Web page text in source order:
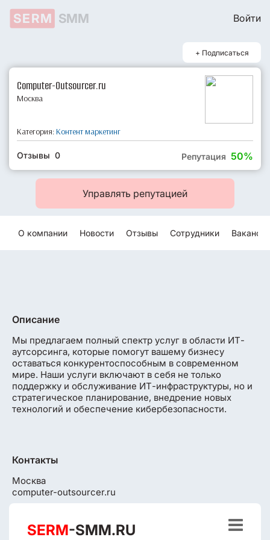
SERM SMM Войти
+ Подписаться
Computer-Outsourcer.ru
Москва
Категория:Контент маркетинг
Репутация 50%
Отзывы 0
Управлять репутацией
О компании Новости Отзывы Сотрудники Вакансии
Описание
Мы предлагаем полный спектр услуг в области ИТ-
аутсорсинга, которые помогут вашему бизнесу
оставаться конкурентоспособным в современном
мире. Наши услуги включают в себя не только
поддержку и обслуживание ИТ-инфраструктуры, но и
стратегическое планирование, внедрение новых
технологий и обеспечение кибербезопасности.
Контакты
Москва
computer-outsourcer.ru
SERM-SMM.RU 